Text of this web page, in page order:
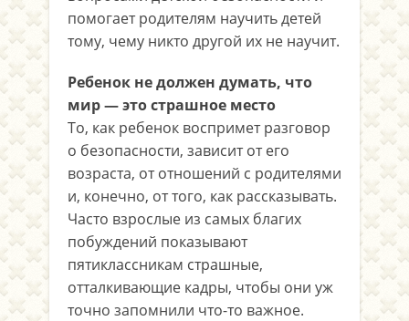
помогает родителям научить детей
тому, чему никто другой их не научит.
Ребенок не должен думать, что
мир — это страшное место
То, как ребенок воспримет разговор
о безопасности, зависит от его
возраста, от отношений с родителями
и, конечно, от того, как рассказывать.
Часто взрослые из самых благих
побуждений показывают
пятиклассникам страшные,
отталкивающие кадры, чтобы они уж
точно запомнили что-то важное.